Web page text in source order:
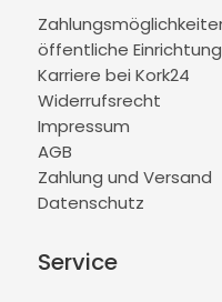
öffentliche
Karriere bei Kork24
Widerrufsrecht
Impressum
AGB
Zahlung und Versand
Datenschutz
Service